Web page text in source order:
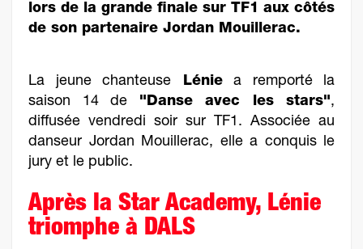
lors de la grande finale sur TF1 aux côtés
de son partenaire Jordan Mouillerac.
La jeune chanteuse Léniea remporté la
saison 14 de "Danse avec les stars",
diffusée vendredi soir sur TF1. Associée au
danseur Jordan Mouillerac, elle a conquis le
jury et le public.
Après la Star Academy, Lénie
triomphe à DALS